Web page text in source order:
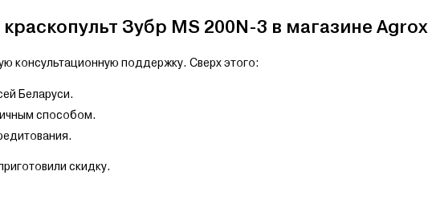
Зубр MS 200N-3 в магазине Agrox
консультационную поддержку. Сверх этого:
Беларуси.
способом.
скидку.